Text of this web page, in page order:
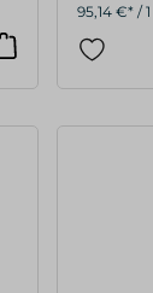
95,14 €* /